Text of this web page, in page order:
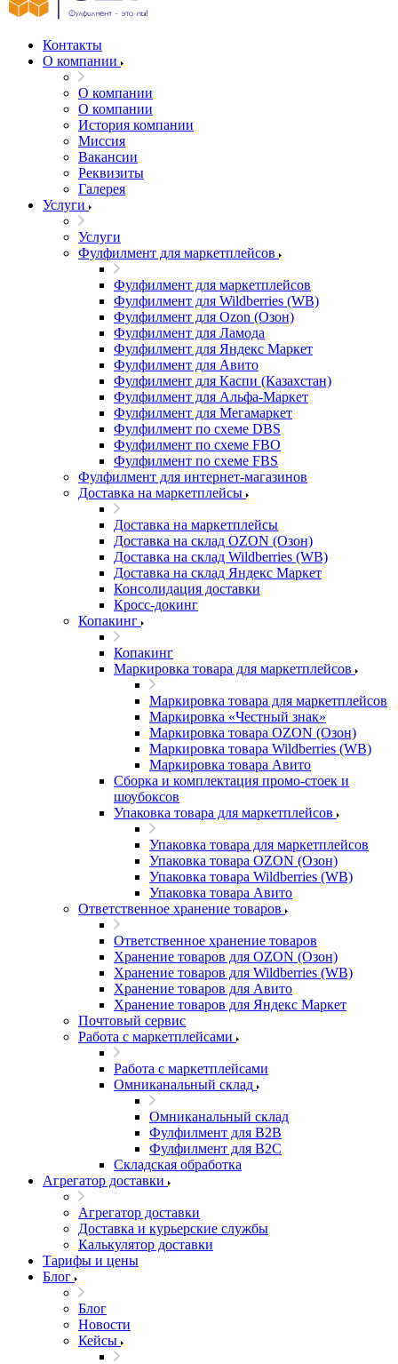
Контакты
О компании
О компании
О компании
История компании
Миссия
Вакансии
Реквизиты
Галерея
Услуги
Услуги
Фулфилмент для маркетплейсов
Фулфилмент для маркетплейсов
Фулфилмент для Wildberries (WB)
Фулфилмент для Ozon (Озон)
Фулфилмент для Ламода
Фулфилмент для Яндекс Маркет
Фулфилмент для Авито
Фулфилмент для Каспи (Казахстан)
Фулфилмент для Альфа-Маркет
Фулфилмент для Мегамаркет
Фулфилмент по схеме DBS
Фулфилмент по схеме FBO
Фулфилмент по схеме FBS
Фулфилмент для интернет-магазинов
Доставка на маркетплейсы
Доставка на маркетплейсы
Доставка на склад OZON (Озон)
Доставка на склад Wildberries (WB)
Доставка на склад Яндекс Маркет
Консолидация доставки
Кросс-докинг
Копакинг
Копакинг
Маркировка товара для маркетплейсов
Маркировка товара для маркетплейсов
Маркировка «Честный знак»
Маркировка товара OZON (Озон)
Маркировка товара Wildberries (WB)
Маркировка товара Авито
Сборка и комплектация промо-стоек и
шоубоксов
Упаковка товара для маркетплейсов
Упаковка товара для маркетплейсов
Упаковка товара OZON (Озон)
Упаковка товара Wildberries (WB)
Упаковка товара Авито
Ответственное хранение товаров
Ответственное хранение товаров
Хранение товаров для OZON (Озон)
Хранение товаров для Wildberries (WB)
Хранение товаров для Авито
Хранение товаров для Яндекс Маркет
Почтовый сервис
Работа с маркетплейсами
Работа с маркетплейсами
Омниканальный склад
Омниканальный склад
Фулфилмент для B2B
Фулфилмент для B2C
Складская обработка
Агрегатор доставки
Агрегатор доставки
Доставка и курьерские службы
Калькулятор доставки
Тарифы и цены
Блог
Блог
Новости
Кейсы